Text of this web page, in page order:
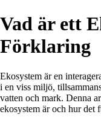
Vad är ett
Förklaring
Ekosystem är en
i en viss miljö,
vatten och mark. Denna
ekosystem är och hur det